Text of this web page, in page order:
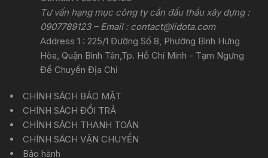
Tư vấn hạng mục công ty cần đấu thầu xây dựng :
0907789123 – Email : contact@lidota.com
Address 1 : 225/1 Đường Số 8, Phường Bình Hưng
Hòa, Quận Bình Tân,Tp. Hồ Chí Minh - Tạm Ngưng
Để Chuyển Địa Chỉ
CHÍNH SÁCH BẢO MẬT
CHÍNH SÁCH ĐỔI TRẢ
CHÍNH SÁCH THANH TOÁN
CHÍNH SÁCH VẬN CHUYỂN
Bảo hành